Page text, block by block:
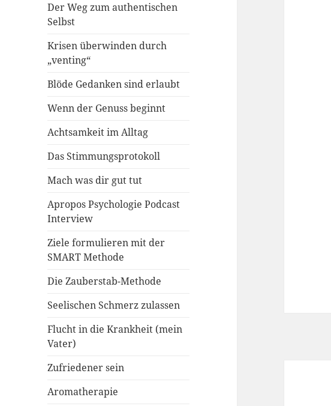
Der Weg zum authentischen
Selbst
Krisen überwinden durch
„venting“
Blöde Gedanken sind erlaubt
Wenn der Genuss beginnt
Achtsamkeit im Alltag
Das Stimmungsprotokoll
Mach was dir gut tut
Apropos Psychologie Podcast
Interview
Ziele formulieren mit der
SMART Methode
Die Zauberstab-Methode
Seelischen Schmerz zulassen
Flucht in die Krankheit (mein
Vater)
Zufriedener sein
Aromatherapie